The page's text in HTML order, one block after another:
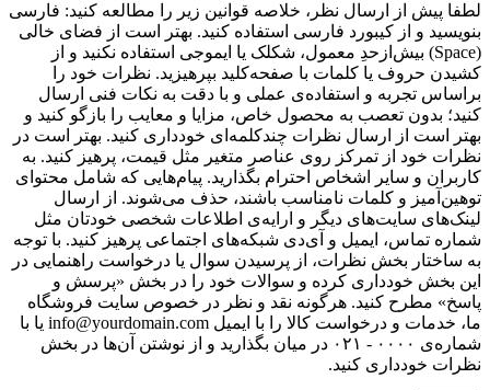
لطفا پیش از ارسال نظر، خلاصه قوانین زیر را مطالعه کنید: فارسی
بنویسید و از کیبورد فارسی استفاده کنید. بهتر است از فضای خالی
(Space) بیش‌از‌حدِ معمول، شکلک یا ایموجی استفاده نکنید و از
کشیدن حروف یا کلمات با صفحه‌کلید بپرهیزید. نظرات خود را
براساس تجربه و استفاده‌ی عملی و با دقت به نکات فنی ارسال
کنید؛ بدون تعصب به محصول خاص، مزایا و معایب را بازگو کنید و
بهتر است از ارسال نظرات چندکلمه‌‌ای خودداری کنید. بهتر است در
نظرات خود از تمرکز روی عناصر متغیر مثل قیمت، پرهیز کنید. به
کاربران و سایر اشخاص احترام بگذارید. پیام‌هایی که شامل محتوای
توهین‌آمیز و کلمات نامناسب باشند، حذف می‌شوند. از ارسال
لینک‌های سایت‌های دیگر و ارایه‌ی اطلاعات شخصی خودتان مثل
شماره تماس، ایمیل و آی‌دی شبکه‌های اجتماعی پرهیز کنید. با توجه
به ساختار بخش نظرات، از پرسیدن سوال یا درخواست راهنمایی در
این بخش خودداری کرده و سوالات خود را در بخش «پرسش و
پاسخ» مطرح کنید. هرگونه نقد و نظر در خصوص سایت فروشگاه
ما، خدمات و درخواست کالا را با ایمیل info@yourdomain.com یا با
شماره‌ی ۰۰۰۰ - ۰۲۱ در میان بگذارید و از نوشتن آن‌ها در بخش
نظرات خودداری کنید.